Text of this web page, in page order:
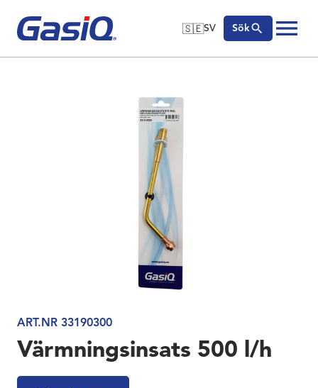
Hoppa till innehåll
🇸🇪SV
🇬🇧English
🇸🇪Svenska
Sök
ART.NR 33190300
Värmningsinsats 500 l/h